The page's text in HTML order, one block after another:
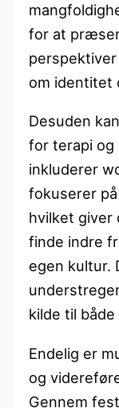
for at
om identitet
Desuden
for terapi og
inkluderer
fokuserer
hvilket giver
finde indre
egen kultur.
kilde til
Endelig er
og
Gennem